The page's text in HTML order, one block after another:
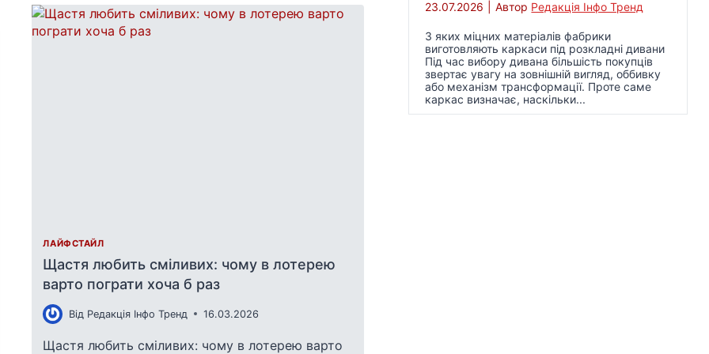
ЛАЙФСТАЙЛ
Щастя любить сміливих: чому в лотерею
варто пограти хоча б раз
Від Редакція Інфо Тренд 16.03.2026
Щастя любить сміливих: чому в лотерею варто
23.07.2026 Автор Редакція Інфо Тренд
З яких міцних матеріалів фабрики
виготовляють каркаси під розкладні дивани
Під час вибору дивана більшість покупців
звертає увагу на зовнішній вигляд, оббивку
або механізм трансформації. Проте саме
каркас визначає, наскільки...